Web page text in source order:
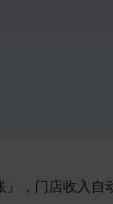
」，门店收入自